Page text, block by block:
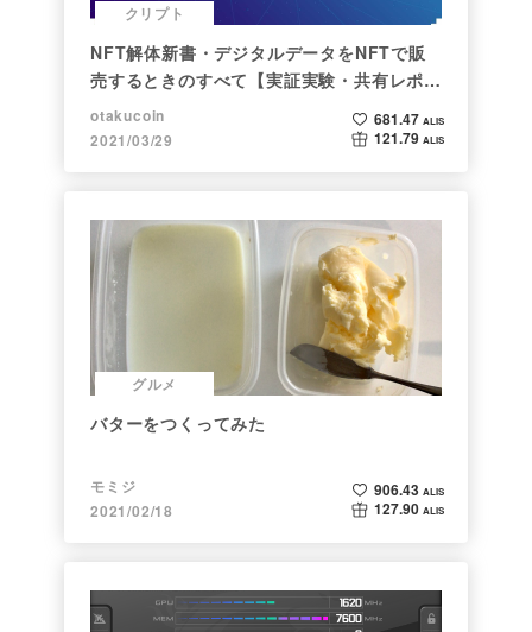
クリプト
NFT解体新書・デジタルデータをNFTで販
売するときのすべて【実証実験・共有レポー
ト】
otakucoin
2021/03/29
681.47 ALIS
121.79 ALIS
グルメ
バターをつくってみた
モミジ
2021/02/18
906.43 ALIS
127.90 ALIS